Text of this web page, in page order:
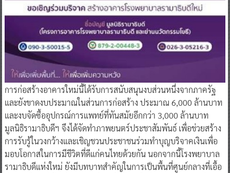
การก่อสร้างอาคารใหม่นี้ได้รับการสนับสนุนงบส่วนหนึ่งจากภาครัฐ
และยังขาดงบประมาณในส่วนการก่อสร้าง ประมาณ 6,000 ล้านบาท
และงบจัดซื้ออุปกรณ์การแพทย์ที่ทันสมัยอีกกว่า 3,000 ล้านบาท
มูลนิธิรามาธิบดีฯ จึงได้จัดทำภาพยนตร์ประชาสัมพันธ์ เพื่อช่วยสร้าง
การรับรู้ในวงกว้างและเชิญชวนประชาชนร่วมทำบุญบริจาคเงินเพื่อ
มอบโอกาสในการมีชีวิตที่ดีแก่คนไทยด้วยกัน นอกจากนี้โรงพยาบาล
รามาธิบดีแห่งใหม่ ยังมีบทบาทสำคัญในการเป็นพื้นที่ศูนย์กลางที่เอื้อ